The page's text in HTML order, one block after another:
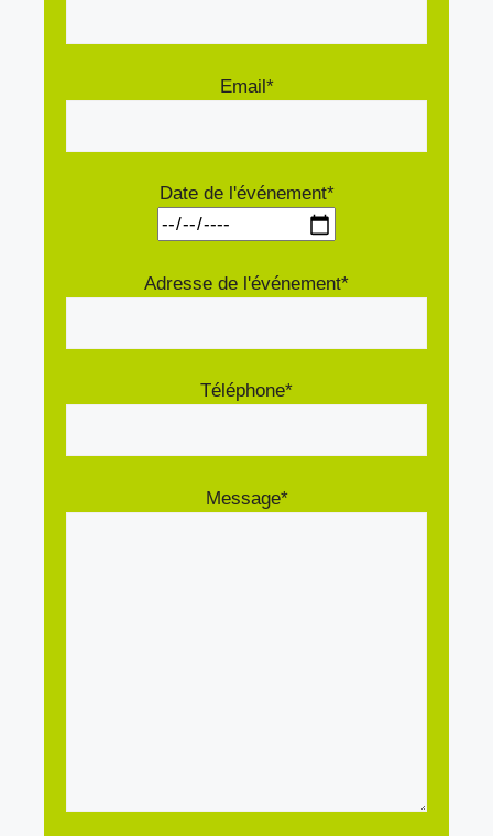
Email*
Date de l'événement*
Adresse de l'événement*
Téléphone*
Message*